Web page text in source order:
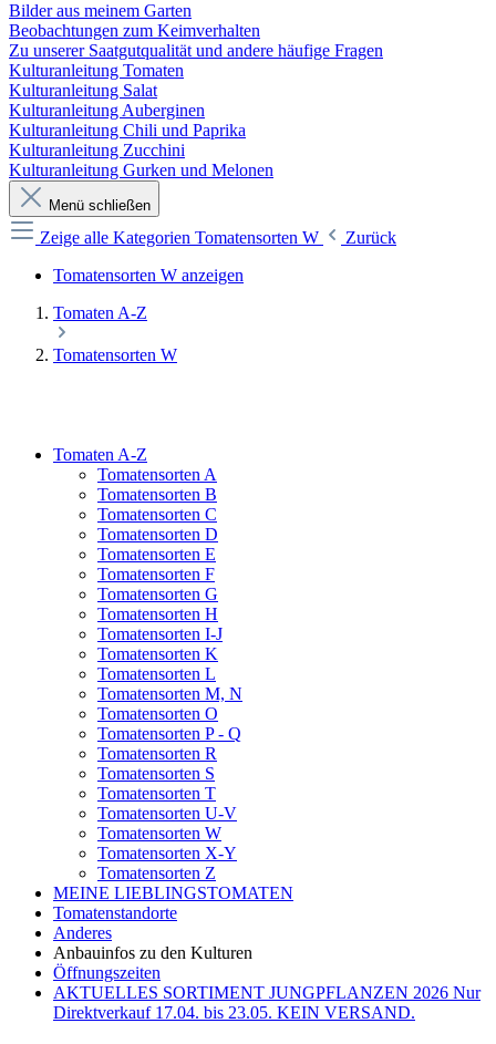
Bilder aus meinem Garten
Beobachtungen zum Keimverhalten
Zu unserer Saatgutqualität und andere häufige Fragen
Kulturanleitung Tomaten
Kulturanleitung Salat
Kulturanleitung Auberginen
Kulturanleitung Chili und Paprika
Kulturanleitung Zucchini
Kulturanleitung Gurken und Melonen
Menü schließen
Zeige alle Kategorien Tomatensorten W
Zurück
Tomatensorten W anzeigen
Tomaten A-Z
Tomatensorten W
Tomaten A-Z
Tomatensorten A
Tomatensorten B
Tomatensorten C
Tomatensorten D
Tomatensorten E
Tomatensorten F
Tomatensorten G
Tomatensorten H
Tomatensorten I-J
Tomatensorten K
Tomatensorten L
Tomatensorten M, N
Tomatensorten O
Tomatensorten P - Q
Tomatensorten R
Tomatensorten S
Tomatensorten T
Tomatensorten U-V
Tomatensorten W
Tomatensorten X-Y
Tomatensorten Z
MEINE LIEBLINGSTOMATEN
Tomatenstandorte
Anderes
Anbauinfos zu den Kulturen
Öffnungszeiten
AKTUELLES SORTIMENT JUNGPFLANZEN 2026 Nur
Direktverkauf 17.04. bis 23.05. KEIN VERSAND.